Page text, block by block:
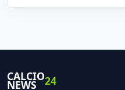
CALCIO
NEWS 24